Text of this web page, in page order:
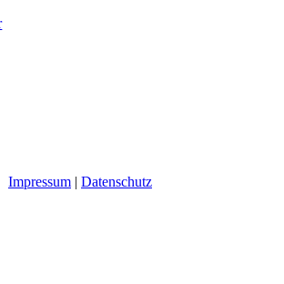
Impressum | Datenschutz